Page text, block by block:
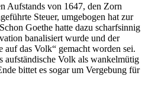
Aufstands von 1647, den Zorn
Steuer, umgebogen hat zur
Goethe hatte dazu scharfsinnig
banalisiert wurde und der
auf das Volk“ gemacht worden sei.
aufständische Volk als wankelmütig
bittet es sogar um Vergebung für